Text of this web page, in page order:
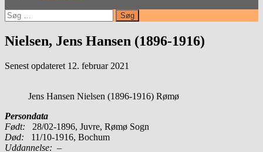
Søg
efter:
Nielsen, Jens Hansen (1896-1916)
Senest opdateret 12. februar 2021
Jens Hansen Nielsen (1896-1916) Rømø
Persondata
Født: 28/02-1896, Juvre, Rømø Sogn
Død: 11/10-1916, Bochum
Uddannelse: –